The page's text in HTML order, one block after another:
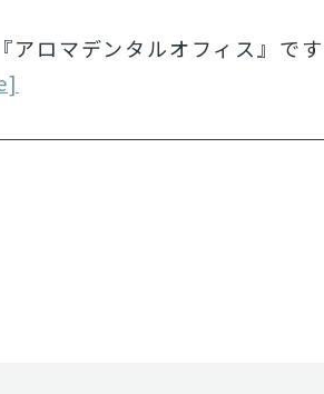
アロマデンタルオフィス』です